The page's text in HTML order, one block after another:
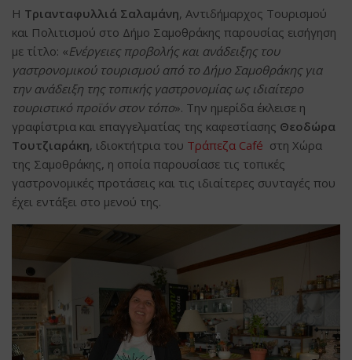
Η Τριανταφυλλιά Σαλαμάνη, Αντιδήμαρχος Τουρισμού
και Πολιτισμού στο Δήμο Σαμοθράκης παρουσίας εισήγηση
με τίτλο: «Ενέργειες προβολής και ανάδειξης του
γαστρονομικού τουρισμού από το Δήμο Σαμοθράκης για
την ανάδειξη της τοπικής γαστρονομίας ως ιδιαίτερο
τουριστικό προϊόν στον τόπο». Την ημερίδα έκλεισε η
γραφίστρια και επαγγελματίας της καφεστίασης Θεοδώρα
Τουτζιαράκη, ιδιοκτήτρια του Τράπεζα Café στη Χώρα
της Σαμοθράκης, η οποία παρουσίασε τις τοπικές
γαστρονομικές προτάσεις και τις ιδιαίτερες συνταγές που
έχει εντάξει στο μενού της.